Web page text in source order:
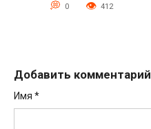
0 412
Добавить комментарий
Имя *